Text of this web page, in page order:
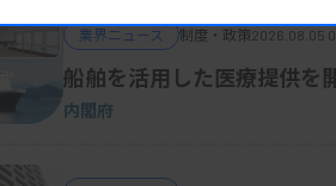
業界ニュース 制度・政策2026.08.05
船舶を活用した医療提供を
内閣府